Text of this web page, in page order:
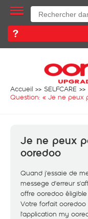
Accueil
SELFCARE
Question: « Je ne peux
Je ne peux
ooredoo
Quand j'essaie de
messege d'erreur
offre ooredoo éligible
Votre forfait
l'application my